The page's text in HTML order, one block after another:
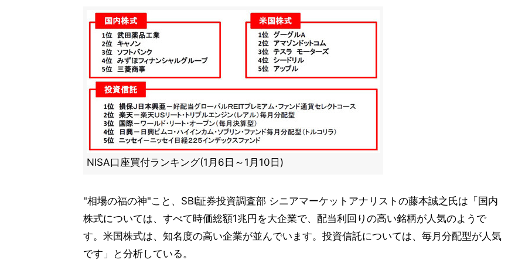
NISA口座買付ランキング(1月6日～1月10日)
"相場の福の神"こと、SBI証券投資調査部 シニアマーケットアナリストの藤本誠之氏は「国内
株式については、すべて時価総額1兆円を大企業で、配当利回りの高い銘柄が人気のようで
す。米国株式は、知名度の高い企業が並んでいます。投資信託については、毎月分配型が人気
です」と分析している。